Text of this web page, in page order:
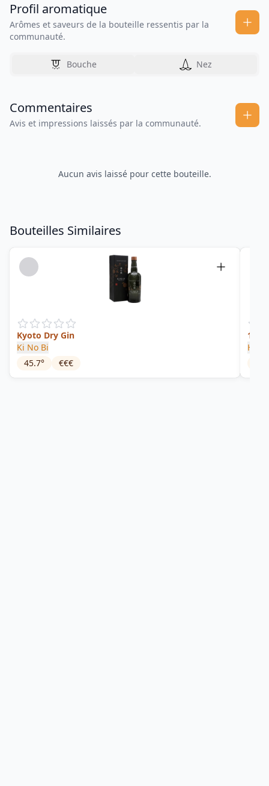
Profil aromatique
Arômes et saveurs de la bouteille ressentis par la
communauté.
Bouche Nez
Commentaires
Avis et impressions laissés par la communauté.
Aucun avis laissé pour cette bouteille.
Bouteilles Similaires
Kyoto Dry Gin
Ki No Bi
45.7° €€€
135